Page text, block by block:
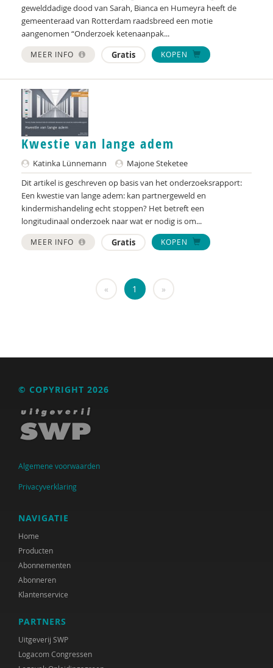
Margit Averdijk
David ter Avest
Ine Avontuur
Naima Azough
Paul Baar
Jan Baars
E.W. Baars en G.H. van der Bie (red.)
Andries Baart
Herman Baartman
Corrie Baas
Mariam Badou
Jenthe Baeyens
Franka Bakker
Patricia Bakker
René Bakker
Rasit Bal
Ria Balm
Maria Baltag
gewelddadige dood van Sarah, Bianca en Humeyra heeft de
gemeenteraad van Rotterdam raadsbreed een motie
aangenomen “Onderzoek ketenaanpak...
MEER INFO Gratis KOPEN
Kwestie van lange adem
Katinka Lünnemann
Majone Steketee
Dit artikel is geschreven op basis van het onderzoeksrapport:
Een kwestie van lange adem: kan partnergeweld en
kindermishandeling echt stoppen? Het betreft een
longitudinaal onderzoek naar wat er nodig is om...
MEER INFO Gratis KOPEN
« 1 »
© COPYRIGHT 2026
Algemene voorwaarden
Privacyverklaring
NAVIGATIE
Home
Producten
Abonnementen
Abonneren
Klantenservice
PARTNERS
Uitgeverij SWP
Logacom Congressen